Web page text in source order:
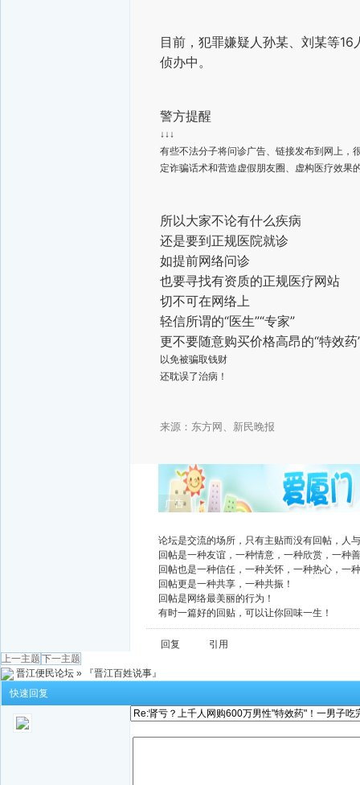
目前，犯罪嫌疑人孙某、刘某等
侦办中。
警方提醒
↓↓↓
有些不法分子将问诊广告、链接发布到网上，
定诈骗话术和营造虚假朋友圈、虚构医疗效果
所以大家不论有什么疾病
还是要到正规医院就诊
如提前网络问诊
也要寻找有资质的正规医疗网站
切不可在网络上
轻信所谓的“医生”“专家”
更不要随意购买价格高昂的“特效药
以免被骗取钱财
还耽误了治病！
来源：东方网、新民晚报
广告
论坛是交流的场所，只有主贴而没有回帖，人
回帖是一种友谊，一种情意，一种欣赏，一种
回帖也是一种信任，一种关怀，一种热心，一
回帖更是一种共享，一种共振！
回帖是网络最美丽的行为！
有时一篇好的回贴，可以让你回味一生！
回复
引用
上一主题 下一主题
晋江便民论坛 »
『晋江百姓说事』
快速回复